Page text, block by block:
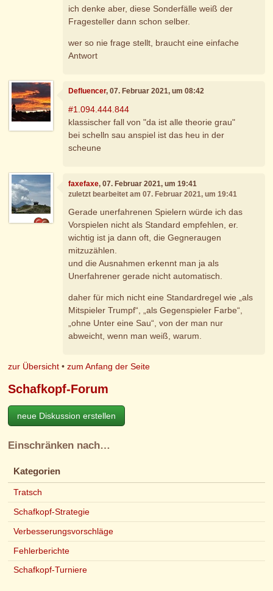
ich denke aber, diese Sonderfälle weiß der
Fragesteller dann schon selber.
wer so nie frage stellt, braucht eine einfache
Antwort
Defluencer, 07. Februar 2021, um 08:42
#1.094.444.844
klassischer fall von "da ist alle theorie grau"
bei schelln sau anspiel ist das heu in der
scheune
faxefaxe, 07. Februar 2021, um 19:41
zuletzt bearbeitet am 07. Februar 2021, um 19:41
Gerade unerfahrenen Spielern würde ich das
Vorspielen nicht als Standard empfehlen, er.
wichtig ist ja dann oft, die Gegneraugen
mitzuzählen.
und die Ausnahmen erkennt man ja als
Unerfahrener gerade nicht automatisch.
daher für mich nicht eine Standardregel wie „als
Mitspieler Trumpf“, „als Gegenspieler Farbe“,
„ohne Unter eine Sau“, von der man nur
abweicht, wenn man weiß, warum.
zur Übersicht •zum Anfang der Seite
Schafkopf-Forum
neue Diskussion erstellen
Einschränken nach…
Kategorien
Tratsch
Schafkopf-Strategie
Verbesserungsvorschläge
Fehlerberichte
Schafkopf-Turniere